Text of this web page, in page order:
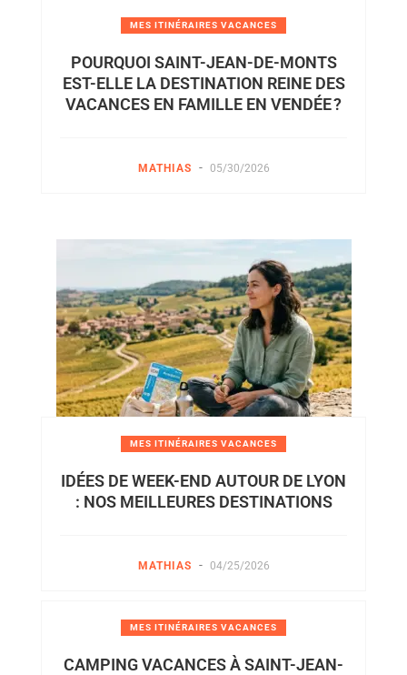
MES ITINÉRAIRES VACANCES
POURQUOI SAINT-JEAN-DE-MONTS
EST-ELLE LA DESTINATION REINE DES
VACANCES EN FAMILLE EN VENDÉE ?
MATHIAS - 05/30/2026
MES ITINÉRAIRES VACANCES
IDÉES DE WEEK-END AUTOUR DE LYON
: NOS MEILLEURES DESTINATIONS
MATHIAS - 04/25/2026
MES ITINÉRAIRES VACANCES
CAMPING VACANCES À SAINT-JEAN-